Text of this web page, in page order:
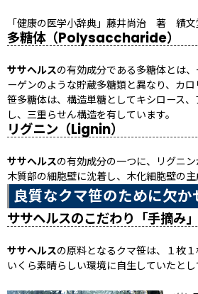
「健康の医学小辞典」藤井尚治 著 績文
多糖体（Polysaccharide）
ササヘルスの有効成分である多糖体とは
ーゲンのような貯蔵多糖類と異なり、カロ
笹多糖体は、構造単糖としてキシロース
し、三重らせん構造を有しています。
リグニン（Lignin）
ササヘルスの有効成分の一つに、リグニン
木質部の細胞壁に沈着し、木化細胞壁の
良質なクマ笹のために欠
ササヘルスのこだわり「手摘み」
ササヘルスの原料となるクマ笹は、１枚
いくら素晴らしい環境に自生していたと